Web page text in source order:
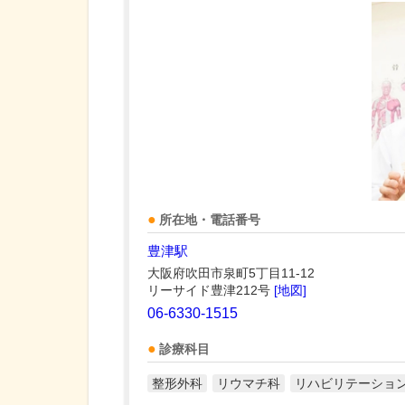
所在地・電話番号
豊津駅
大阪府吹田市泉町5丁目11-12
リーサイド豊津212号 [地図]
06-6330-1515
診療科目
整形外科 リウマチ科 リハビリテーショ